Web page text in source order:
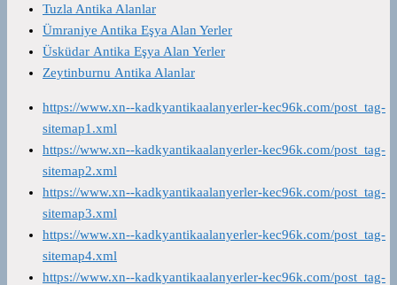
Tuzla Antika Alanlar
Ümraniye Antika Eşya Alan Yerler
Üsküdar Antika Eşya Alan Yerler
Zeytinburnu Antika Alanlar
https://www.xn--kadkyantikaalanyerler-kec96k.com/post_tag-
sitemap1.xml
https://www.xn--kadkyantikaalanyerler-kec96k.com/post_tag-
sitemap2.xml
https://www.xn--kadkyantikaalanyerler-kec96k.com/post_tag-
sitemap3.xml
https://www.xn--kadkyantikaalanyerler-kec96k.com/post_tag-
sitemap4.xml
https://www.xn--kadkyantikaalanyerler-kec96k.com/post_tag-